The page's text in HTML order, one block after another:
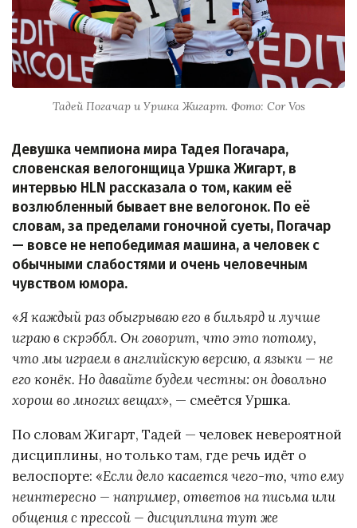
Тадей Погачар и Уршка Жигарт. Фото: Cor Vos
Девушка чемпиона мира Тадея Погачара,
словенская велогонщица Уршка Жигарт, в
интервью HLN рассказала о том, каким её
возлюбленный бывает вне велогонок. По её
словам, за пределами гоночной суеты, Погачар
— вовсе не непобедимая машина, а человек с
обычными слабостями и очень человечным
чувством юмора.
«Я каждый раз обыгрываю его в бильярд и лучше
играю в скрэббл. Он говорит, что это потому,
что мы играем в английскую версию, а языки — не
его конёк. Но давайте будем честны: он довольно
хорош во многих вещах», — смеётся Уршка.
По словам Жигарт, Тадей — человек невероятной
дисциплины, но только там, где речь идёт о
велоспорте: «Если дело касается чего-то, что ему
неинтересно — например, ответов на письма или
общения с прессой — дисциплина тут же